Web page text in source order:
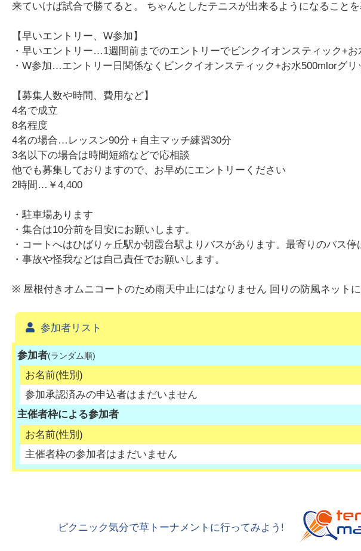
来ていけば試合で勝てると。 ちゃんとしたテニスが出来るようになること
【早いエントリー、W参加】
・早いエントリー…1週間前までのエントリーでビンクイオンスティック+
・W参加…エントリー日関係なくビンクイオンスティック+お水500mlorグリ
【募集人数や時間、費用など】
4名で成立
8名程度
4名の場合…レッスン90分＋自主マッチ練習30分
3名以下の場合は時間短縮などで応相談
他でも募集しておりますので、お早めにエントリーください
2時間…￥4,400
・駐車場あります
・集合は10分前を目安にお願いします。
・コートへはひばりヶ丘駅か朝霞台駅よりバスがあります。最寄りのバス
・事故や怪我などは自己責任でお願いします。
※ 屋根付きオムニコートのため雨天中止にはなりません 回りの防風ネット
参加者リスト
参加者(ランダム順)
お名前(性別)
参加承認済みの申込者はまだいません
主催者枠による参加者
お名前(性別)
主催者枠の参加者はまだいません
ピクニック気分で草トーナメントに行ってみよう!